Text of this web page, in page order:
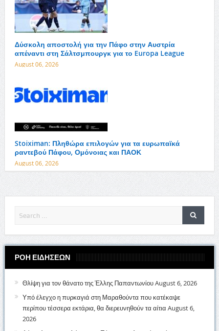
Δύσκολη αποστολή για την Πάφο στην Αυστρία
απέναντι στη Σάλτσμπουργκ για το Europa League
August 06, 2026
Stoiximan: Πληθώρα επιλογών για τα ευρωπαϊκά
ραντεβού Πάφου, Ομόνοιας και ΠΑΟΚ
August 06, 2026
ΡΟΗ ΕΙΔΗΣΕΩΝ
Θλίψη για τον θάνατο της Έλλης ΠαπαντωνίουAugust 6, 2026
Υπό έλεγχο η πυρκαγιά στη Μαραθούντα που κατέκαψε
περίπου τέσσερα εκτάρια, θα διερευνηθούν τα αίτια August 6,
2026